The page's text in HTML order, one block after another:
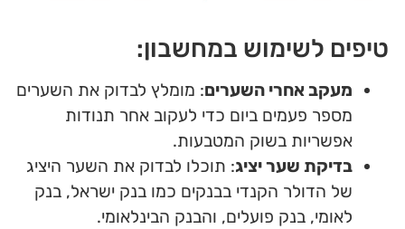
טיפים לשימוש במחשבון:
מעקב אחרי השערים: מומלץ לבדוק את השערים
מספר פעמים ביום כדי לעקוב אחר תנודות
אפשריות בשוק המטבעות.
בדיקת שער יציג: תוכלו לבדוק את השער היציג
של הדולר הקנדי בבנקים כמו בנק ישראל, בנק
לאומי, בנק פועלים, והבנק הבינלאומי.